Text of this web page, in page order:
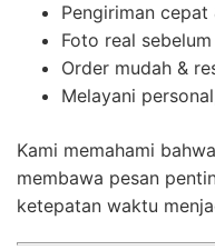
Pengiriman
Foto real
Order mudah &
Melayani
Kami memahami
membawa pesan
ketepatan waktu